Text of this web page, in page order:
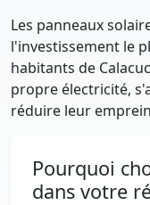
Les panneaux
l'investissement le
habitants de
propre électricité,
réduire leur
Pourquoi
dans votre